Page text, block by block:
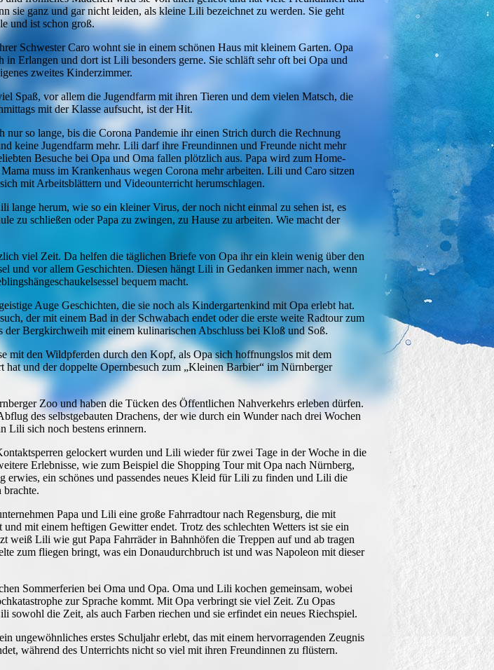
sie ganz und gar nicht leiden, als kleine Lili bezeichnet zu werden. Sie geht
und ist schon groß.
Schwester Caro wohnt sie in einem schönen Haus mit kleinem Garten. Opa
in Erlangen und dort ist Lili besonders gerne. Sie schläft sehr oft bei Opa und
zweites Kinderzimmer.
Spaß, vor allem die Jugendfarm mit ihren Tieren und dem vielen Matsch, die
mit der Klasse aufsucht, ist der Hit.
nur so lange, bis die Corona Pandemie ihr einen Strich durch die Rechnung
keine Jugendfarm mehr. Lili darf ihre Freundinnen und Freunde nicht mehr
Besuche bei Opa und Oma fallen plötzlich aus. Papa wird zum Home-
muss im Krankenhaus wegen Corona mehr arbeiten. Lili und Caro sitzen
mit Arbeitsblättern und Videounterricht herumschlagen.
lange herum, wie so ein kleiner Virus, der noch nicht einmal zu sehen ist, es
zu schließen oder Papa zu zwingen, zu Hause zu arbeiten. Wie macht der
viel Zeit. Da helfen die täglichen Briefe von Opa ihr ein klein wenig über den
und vor allem Geschichten. Diesen hängt Lili in Gedanken immer nach, wenn
bequem macht.
Auge Geschichten, die sie noch als Kindergartenkind mit Opa erlebt hat.
der mit einem Bad in der Schwabach endet oder die erste weite Radtour zum
der Bergkirchweih mit einem kulinarischen Abschluss bei Kloß und Soß.
mit den Wildpferden durch den Kopf, als Opa sich hoffnungslos mit dem
hat und der doppelte Opernbesuch zum „Kleinen Barbier“ im Nürnberger
Zoo und haben die Tücken des Öffentlichen Nahverkehrs erleben dürfen.
des selbstgebauten Drachens, der wie durch ein Wunder nach drei Wochen
Lili sich noch bestens erinnern.
gelockert wurden und Lili wieder für zwei Tage in der Woche in die
Erlebnisse, wie zum Beispiel die Shopping Tour mit Opa nach Nürnberg,
erwies, ein schönes und passendes neues Kleid für Lili zu finden und Lili die
brachte.
Papa und Lili eine große Fahrradtour nach Regensburg, die mit
und mit einem heftigen Gewitter endet. Trotz des schlechten Wetters ist sie ein
weiß Lili wie gut Papa Fahrräder in Bahnhöfen die Treppen auf und ab tragen
zum fliegen bringt, was ein Donaudurchbruch ist und was Napoleon mit dieser
Sommerferien bei Oma und Opa. Oma und Lili kochen gemeinsam, wobei
zur Sprache kommt. Mit Opa verbringt sie viel Zeit. Zu Opas
sowohl die Zeit, als auch Farben riechen und sie erfindet ein neues Riechspiel.
ungewöhnliches erstes Schuljahr erlebt, das mit einem hervorragenden Zeugnis
während des Unterrichts nicht so viel mit ihren Freundinnen zu flüstern.